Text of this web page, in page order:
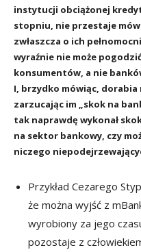
instytucji obciążonej
stopniu, nie przestaje
zwłaszcza o ich
wyraźnie nie może
konsumentów, a nie
I, brzydko mówiąc,
zarzucając im „skok na
tak naprawdę wykonał
na sektor bankowy, czy
niczego
Przykład Cezarego
że można wyjść z
wyrobiony za jego
pozostaje z